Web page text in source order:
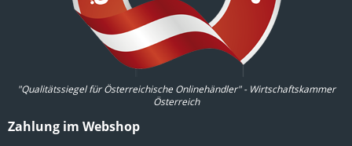
"Qualitätssiegel für Österreichische Onlinehändler" - Wirtschaftskammer
Österreich
Zahlung im Webshop